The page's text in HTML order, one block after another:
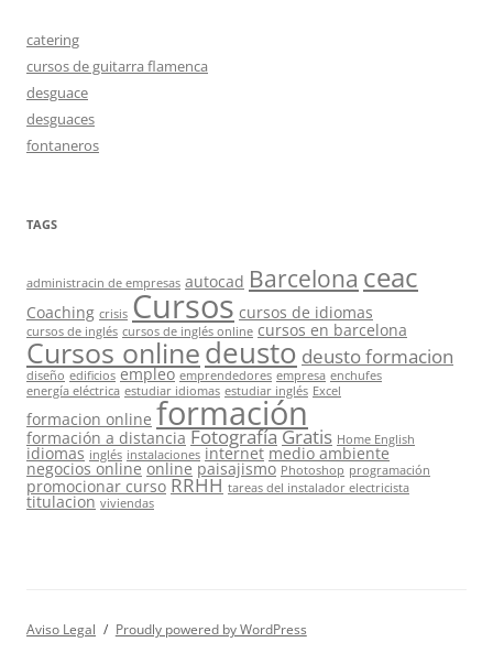
catering
cursos de guitarra flamenca
desguace
desguaces
fontaneros
TAGS
administracin de empresas autocad Barcelona ceac
Coaching crisis Cursos cursos de idiomas
cursos de inglés cursos de inglés online cursos en barcelona
Cursos onlinedeusto deusto formacion
diseño edificios empleo emprendedores empresa enchufes
energía eléctrica estudiar idiomas estudiar inglés Excel
formacion online formación
formación a distancia FotografíaGratis Home English
idiomas inglés instalaciones internet medio ambiente
negocios online online paisajismo Photoshop programación
promocionar curso RRHH tareas del instalador electricista
titulacion viviendas
Aviso Legal Proudly powered by WordPress